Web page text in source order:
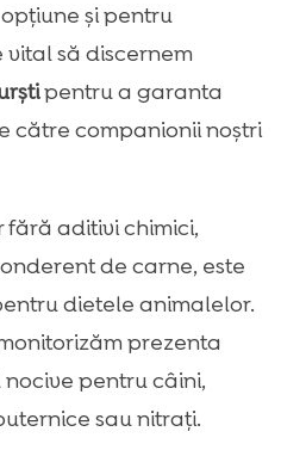
și pentru
să discernem
pentru a garanta
către companionii noștri
aditivi chimici,
de carne, este
dietele animalelor.
prezenta
pentru câini,
sau nitrați.